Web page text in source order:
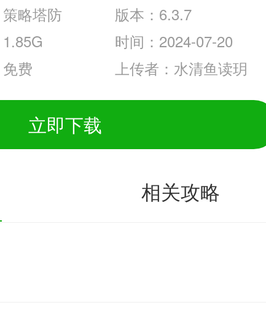
略塔防
版本：6.3.7
时间：2024-07-20
费
上传者：水清鱼读玥
立即下载
相关攻略